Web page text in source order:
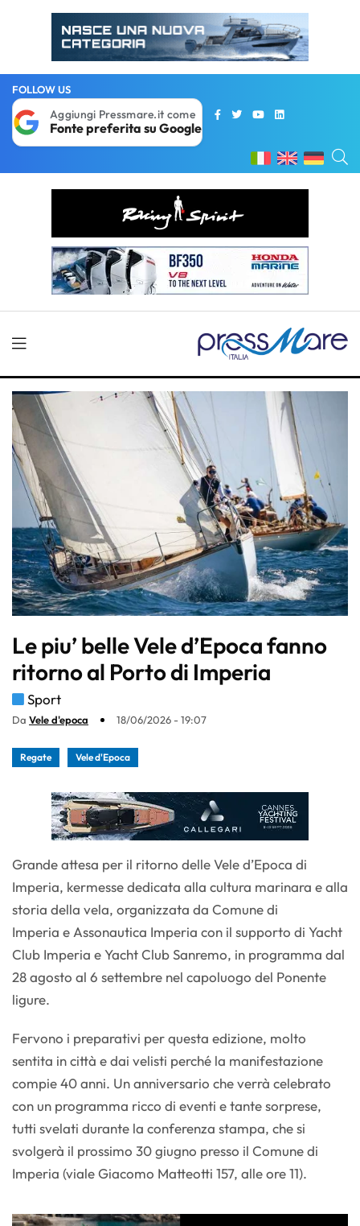
FOLLOW US
Aggiungi Pressmare.it come
Fonte preferita su Google
Le piu’ belle Vele d’Epoca fanno
ritorno al Porto di Imperia
Sport
Da Vele d'epoca 18/06/2026 - 19:07
Regate Vele d'Epoca
Grande attesa per il ritorno delle Vele d’Epoca di
Imperia, kermesse dedicata alla cultura marinara e alla
storia della vela, organizzata da Comune di
Imperia e Assonautica Imperia con il supporto di Yacht
Club Imperia e Yacht Club Sanremo, in programma dal
28 agosto al 6 settembre nel capoluogo del Ponente
ligure.
Fervono i preparativi per questa edizione, molto
sentita in città e dai velisti perché la manifestazione
compie 40 anni. Un anniversario che verrà celebrato
con un programma ricco di eventi e tante sorprese,
tutti svelati durante la conferenza stampa, che si
svolgerà il prossimo 30 giugno presso il Comune di
Imperia (viale Giacomo Matteotti 157, alle ore 11).